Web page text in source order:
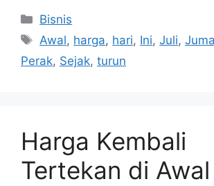
Kategori
Bisnis
Tag
Awal, harga, hari, Ini,Juli,
Perak, Sejak, turun
Harga Kembali
Tertekan di